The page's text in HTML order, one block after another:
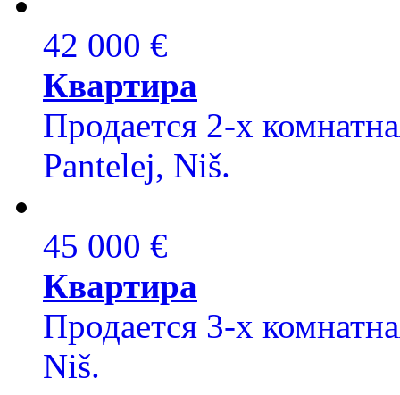
42 000 €
Квартира
Продается 2-х
Pantelej, Niš.
45 000 €
Квартира
Продается 3-х
Niš.